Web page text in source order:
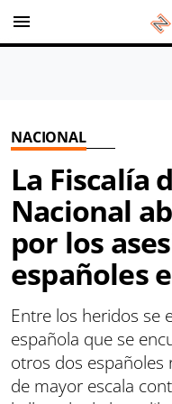
menu
NACIONAL
La Fiscalía
Nacional
por los
españoles
Entre los heridos se
española que se
otros dos españoles
de mayor escala